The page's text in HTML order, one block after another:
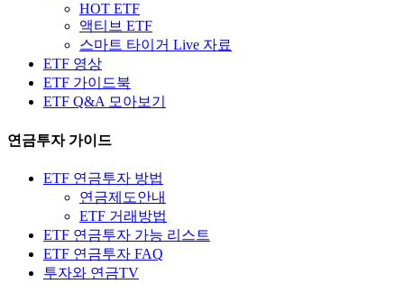
HOT ETF
액티브 ETF
스마트 타이거 Live 자료
ETF 영상
ETF 가이드북
ETF Q&A 모아보기
연금투자 가이드
ETF 연금투자 방법
연금제도안내
ETF 거래방법
ETF 연금투자 가능 리스트
ETF 연금투자 FAQ
투자와 연금TV